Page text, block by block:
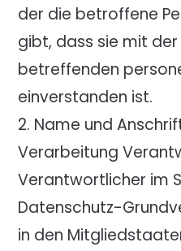
der die betroffene
gibt, dass sie mit
betreffenden
einverstanden ist.
2. Name und
Verarbeitung
Verantwortlicher im
Datenschutz-
in den